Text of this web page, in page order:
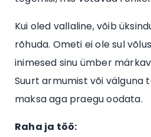
Kui oled vallaline, võib
rõhuda. Ometi ei ole sul
inimesed sinu ümber
Suurt armumist või välguna
maksa aga praegu oodata.
Raha ja töö: